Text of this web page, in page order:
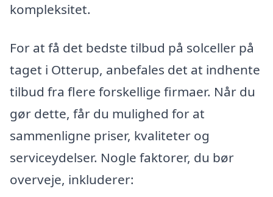
kompleksitet.
For at få det bedste tilbud på solceller på
taget i Otterup, anbefales det at indhente
tilbud fra flere forskellige firmaer. Når du
gør dette, får du mulighed for at
sammenligne priser, kvaliteter og
serviceydelser. Nogle faktorer, du bør
overveje, inkluderer: